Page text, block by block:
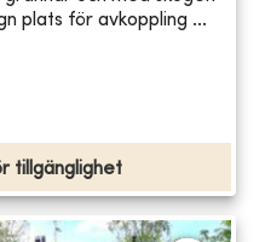
plats för avkoppling ...
tillgänglighet